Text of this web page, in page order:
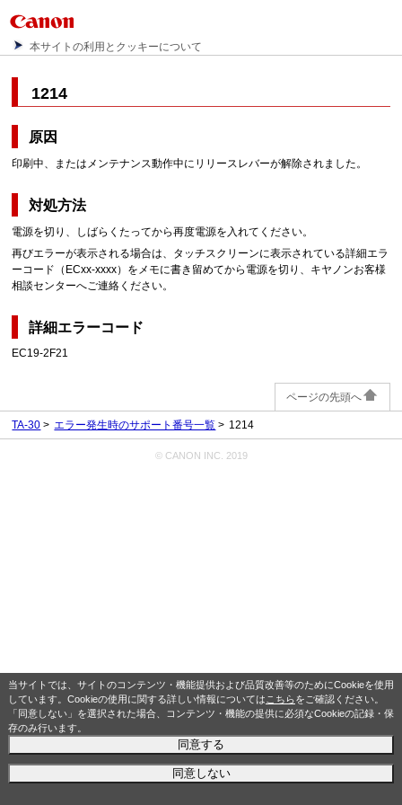
当サイトでは、サイトのコンテンツ・機能提供および品質改善等のためにCookieを使用
しています。Cookieの使用に関する詳しい情報については こちらをご確認ください。
「同意しない」を選択された場合、コンテンツ・機能の提供に必須なCookieの記録・保
存のみ行います。
同意する
同意しない
本サイトの利用とクッキーについて
1214
原因
印刷中、またはメンテナンス動作中にリリースレバーが解除されました。
対処方法
電源を切り、しばらくたってから再度電源を入れてください。
再びエラーが表示される場合は、タッチスクリーンに表示されている詳細エラ
ーコード（ECxx-xxxx）をメモに書き留めてから電源を切り、キヤノンお客様
相談センターへご連絡ください。
詳細エラーコード
EC19-2F21
ページの先頭へ
TA-30 エラー発生時のサポート番号一覧 1214
© CANON INC. 2019